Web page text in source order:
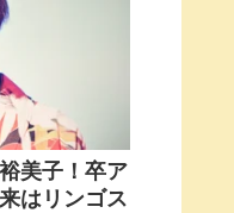
美子！卒ア
はリンゴス